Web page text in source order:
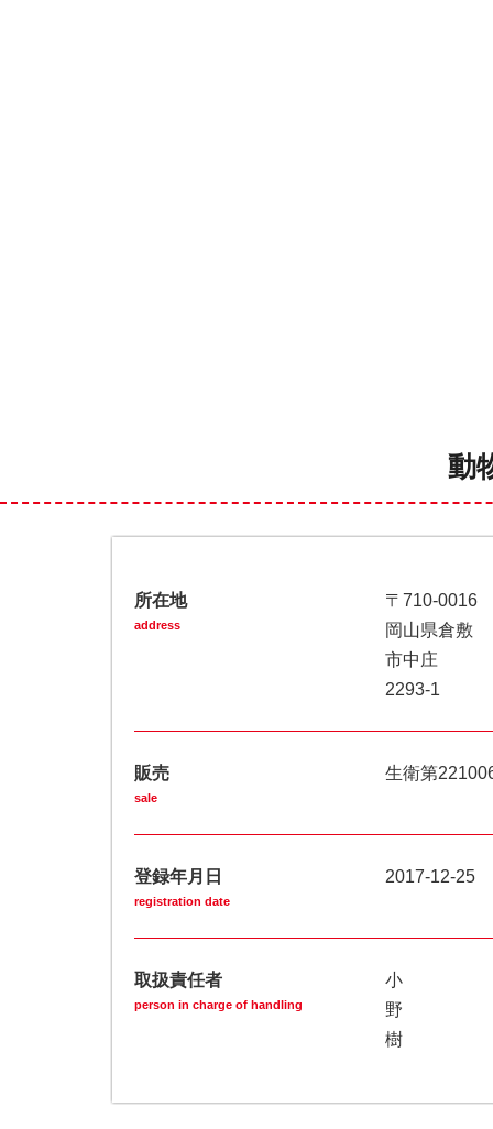
動
所在地
address
〒710-0016
岡山県倉敷
市中庄
2293-1
販売
sale
生衛第
登録年月日
registration date
2017-12-25
取扱責任者
person in charge of handling
小
野
樹